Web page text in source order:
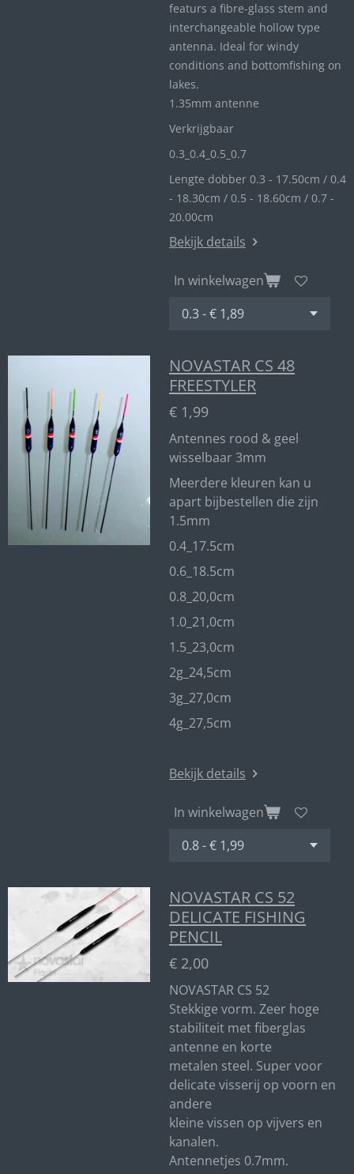
featurs a fibre-glass stem and
interchangeable hollow type
antenna. Ideal for windy
conditions and bottomfishing on
lakes.
1.35mm antenne
Verkrijgbaar
0.3_ 0.4_ 0.5_0.7
Lengte dobber 0.3 - 17.50cm / 0.4
- 18.30cm / 0.5 - 18.60cm / 0.7 -
20.00cm
Bekijk details
In winkelwagen
NOVASTAR CS 48
FREESTYLER
€ 1,99
Antennes rood & geel
wisselbaar 3mm
Meerdere kleuren kan u
apart bijbestellen die zijn
1.5mm
0.4_17.5cm
0.6_18.5cm
0.8_20,0cm
1.0_21,0cm
1.5_23,0cm
2g_24,5cm
3g_27,0cm
4g_27,5cm
Bekijk details
In winkelwagen
NOVASTAR CS 52
DELICATE FISHING
PENCIL
€ 2,00
NOVASTAR CS 52
Stekkige vorm. Zeer hoge
stabiliteit met fiberglas
antenne en korte
metalen steel. Super voor
delicate visserij op voorn en
andere
kleine vissen op vijvers en
kanalen.
Antennetjes 0.7mm.